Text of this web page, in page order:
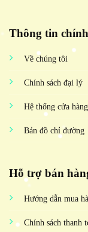
Thông tin
Về chúng tôi
Chính sách đại lý
Hệ thống cửa hàng
Bản đồ chỉ đường
Hỗ trợ bán
Hướng dẫn mua
Chính sách thanh